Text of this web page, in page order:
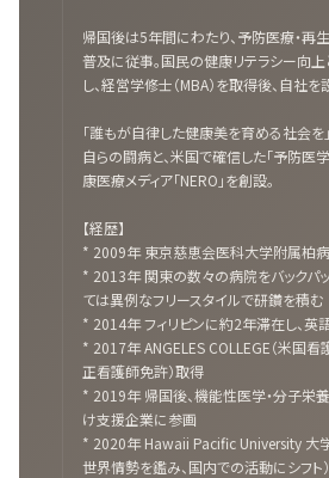
帰国後は5年間にわたり、予防医療・再
普及に従事。国民の健康リテラシー向
し、経営学修士（MBA）を取得後、自社を
「誰もが自律した健康美を育める社会を」
自らの闘病と、米国で確信した「予防医
康医療メディア「NERO」を創設。
【経歴】
* 2009年 東京慈恵会医科大学附属柏病
* 2013年 関東の数々の病院をバックパ
ては異例なフリースタイルで研鑽を積む
* 2014年 フィリピンに約2年滞在し、英
* 2017年 ANGELES COLLEGE（米国看
正看護師免許）取得
* 2019年 帰国後、機能性医学・分子栄
け支援企業に参画
* 2020年 Hawaii Pacific University 大
世界情勢を鑑み、国内での活動にシフト）